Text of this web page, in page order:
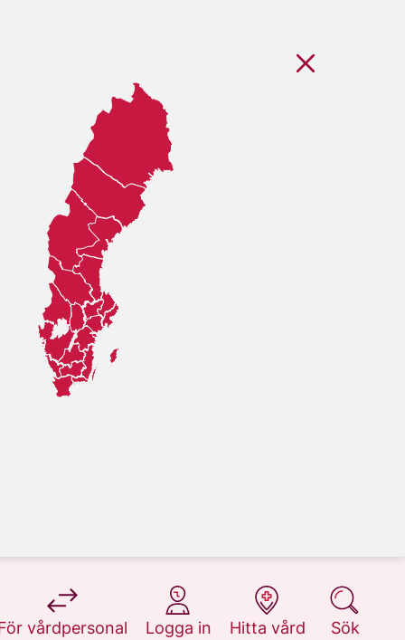
vårdpersonal
på 1177.se
Logga in
på 1177.se
Hitta vård
på 1177.se
Sök
på 1177.se